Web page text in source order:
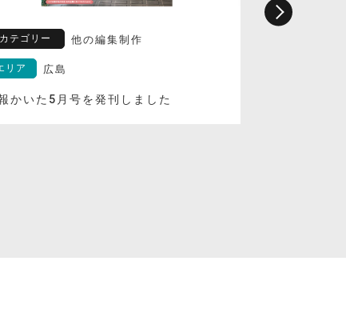
カテゴリー 他の編集制作
リア 広島
かいた5月号を発刊しました